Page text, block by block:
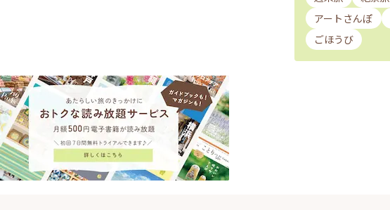
アートさんぽ
ごほうび